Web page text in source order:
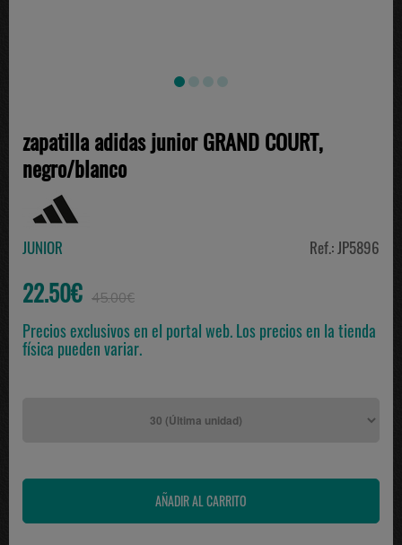
zapatilla adidas junior GRAND COURT,
negro/blanco
JUNIOR Ref.: JP5896
22.50€ 45.00€
Precios exclusivos en el portal web. Los precios en la tienda
física pueden variar.